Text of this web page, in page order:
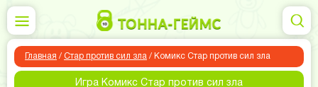
Главная / Стар против сил зла / Комикс Стар против сил зла
Игра Комикс Стар против сил зла